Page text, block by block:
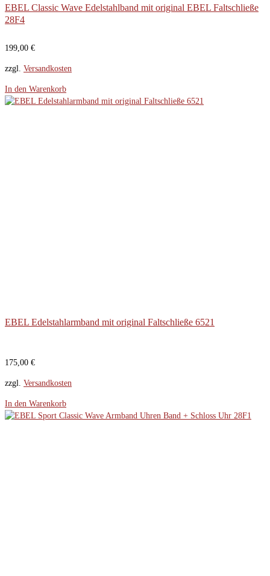
EBEL Classic Wave Edelstahlband mit original EBEL Faltschließe
28F4
199,00 €
zzgl. Versandkosten
In den Warenkorb
EBEL Edelstahlarmband mit original Faltschließe 6521
175,00 €
zzgl. Versandkosten
In den Warenkorb